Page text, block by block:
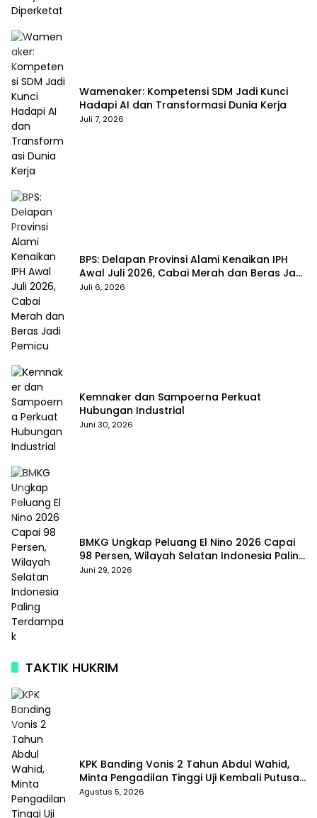
Wamenaker: Kompetensi SDM Jadi Kunci
Hadapi AI dan Transformasi Dunia Kerja
Juli 7, 2026
BPS: Delapan Provinsi Alami Kenaikan IPH
Awal Juli 2026, Cabai Merah dan Beras Jadi
Pemicu
Juli 6, 2026
Kemnaker dan Sampoerna Perkuat
Hubungan Industrial
Juni 30, 2026
BMKG Ungkap Peluang El Nino 2026 Capai
98 Persen, Wilayah Selatan Indonesia Paling
Terdampak
Juni 29, 2026
TAKTIK HUKRIM
KPK Banding Vonis 2 Tahun Abdul Wahid,
Minta Pengadilan Tinggi Uji Kembali Putusan
Tipikor
Agustus 5, 2026